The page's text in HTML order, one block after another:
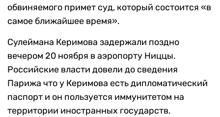
обвиняемого примет суд, который состоится «в
самое ближайшее время».
Сулеймана Керимова задержали поздно
вечером 20 ноября в аэропорту Ниццы.
Российские власти довели до сведения
Парижа что у Керимова есть дипломатический
паспорт и он пользуется иммунитетом на
территории иностранных государств.